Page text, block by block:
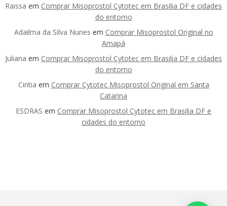
Raissa em Comprar Misoprostol Cytotec em Brasilia DF e cidades
do entorno
Adailma da Silva Nunes em Comprar Misoprostol Original no
Amapá
Juliana em Comprar Misoprostol Cytotec em Brasilia DF e cidades
do entorno
Cintia em Comprar Cytotec Misoprostol Original em Santa
Catarina
ESDRAS em Comprar Misoprostol Cytotec em Brasilia DF e
cidades do entorno